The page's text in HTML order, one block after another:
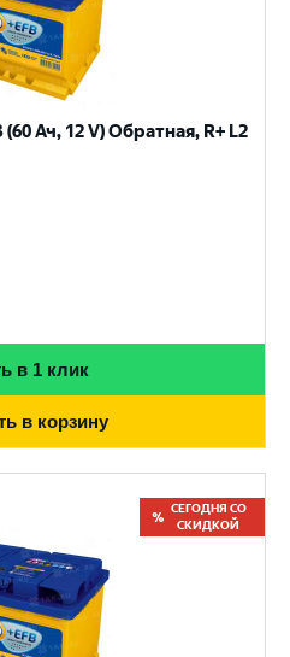
Ач, 12 V) Обратная, R+ L2
в 1 клик
в корзину
СЕГОДНЯ СО
СКИДКОЙ